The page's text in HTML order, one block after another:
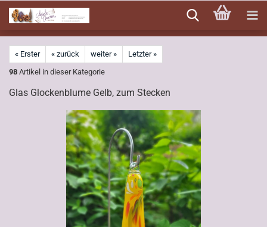
zum
Hauptinhalt
« Erster « zurück weiter »
Letzter »
98 Artikel in dieser Kategorie
Glas Glockenblume Gelb, zum Stecken